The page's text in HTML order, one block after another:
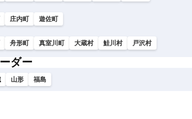
庄内町 遊佐町
舟形町 真室川町 大蔵村 鮭川村 戸沢村
ダー
山形 福島